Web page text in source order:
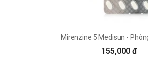
155,000 đ